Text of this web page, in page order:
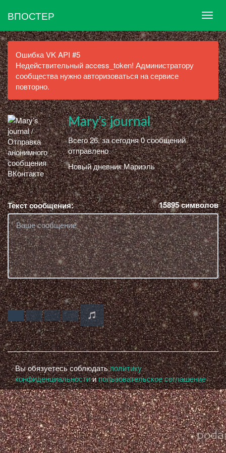
ВПОСТЕР
Ошибка VK API #5
Недействительный access_token! Администратору
сообщества нужно авторизоваться на сервисе
повторно.
Mary’s journal
Всего 26, за сегодня 0 сообщений
отправлено
Новый дневник Мариэль
Текст сообщения: 15895символов
Вы обязуетесь соблюдатьполитику
конфиденциальностиипользовательское соглашение